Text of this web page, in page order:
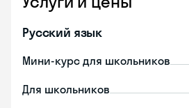
Русский язык
Мини-курс для школьников
Для школьников